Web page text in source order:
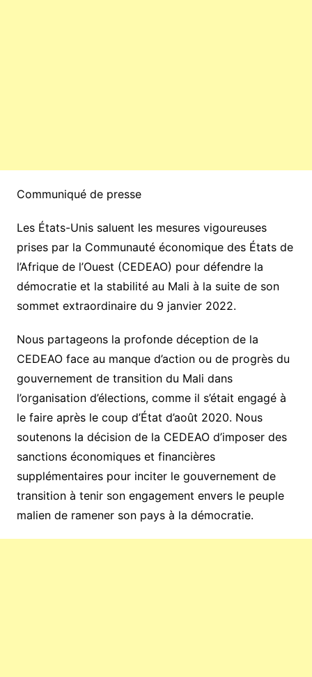
Communiqué de presse
Les États-Unis saluent les mesures vigoureuses
prises par la Communauté économique des États de
l’Afrique de l’Ouest (CEDEAO) pour défendre la
démocratie et la stabilité au Mali à la suite de son
sommet extraordinaire du 9 janvier 2022.
Nous partageons la profonde déception de la
CEDEAO face au manque d’action ou de progrès du
gouvernement de transition du Mali dans
l’organisation d’élections, comme il s’était engagé à
le faire après le coup d’État d’août 2020. Nous
soutenons la décision de la CEDEAO d’imposer des
sanctions économiques et financières
supplémentaires pour inciter le gouvernement de
transition à tenir son engagement envers le peuple
malien de ramener son pays à la démocratie.